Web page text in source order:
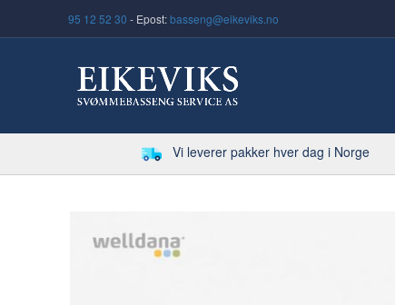
95 12 52 30 - Epost:basseng@eikeviks.no
Vi leverer pakker hver dag i Norge